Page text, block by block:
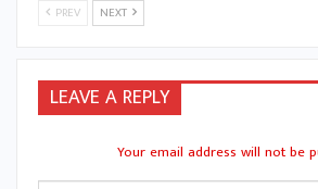
PREV NEXT
LEAVE A REPLY
Your email address will not be